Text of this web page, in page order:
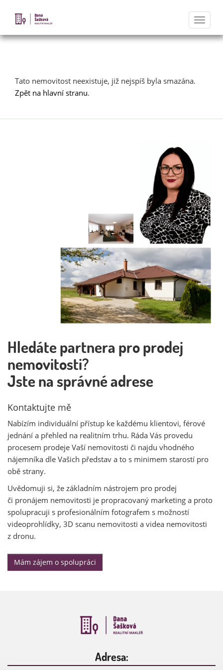
Tato nemovitost neexistuje, již nejspíš byla smazána.
Zpět na hlavní stranu.
Hledáte partnera pro prodej
nemovitosti?
Jste na správné adrese
Kontaktujte mě
Nabízím individuální přístup ke každému klientovi, férové
jednání a přehled na realitním trhu. Ráda Vás provedu
procesem prodeje Vaší nemovitosti či najdu vhodného
nájemníka dle Vašich představ a to s minimem starostí pro
obě strany.
Uvědomuji si, že základním nástrojem pro prodej
či pronájem nemovitosti je propracovaný marketing a proto
spolupracuji s profesionálním fotografem s možností
videoprohlídky, 3D scanu nemovitosti a videa nemovitosti
z dronu.
Mám zájem o spolupráci
Adresa: